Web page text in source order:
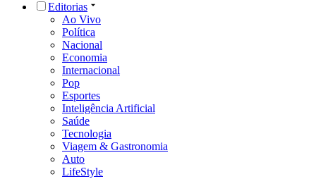
Editorias
Ao Vivo
Política
Nacional
Economia
Internacional
Pop
Esportes
Inteligência Artificial
Saúde
Tecnologia
Viagem & Gastronomia
Auto
LifeStyle